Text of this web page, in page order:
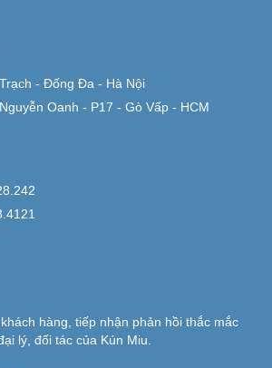
- Đống Đa - Hà Nội
Oanh - P17 - Gò Vấp - HCM
hàng, tiếp nhận phản hồi thắc mắc
lý, đối tác của Kún Miu.